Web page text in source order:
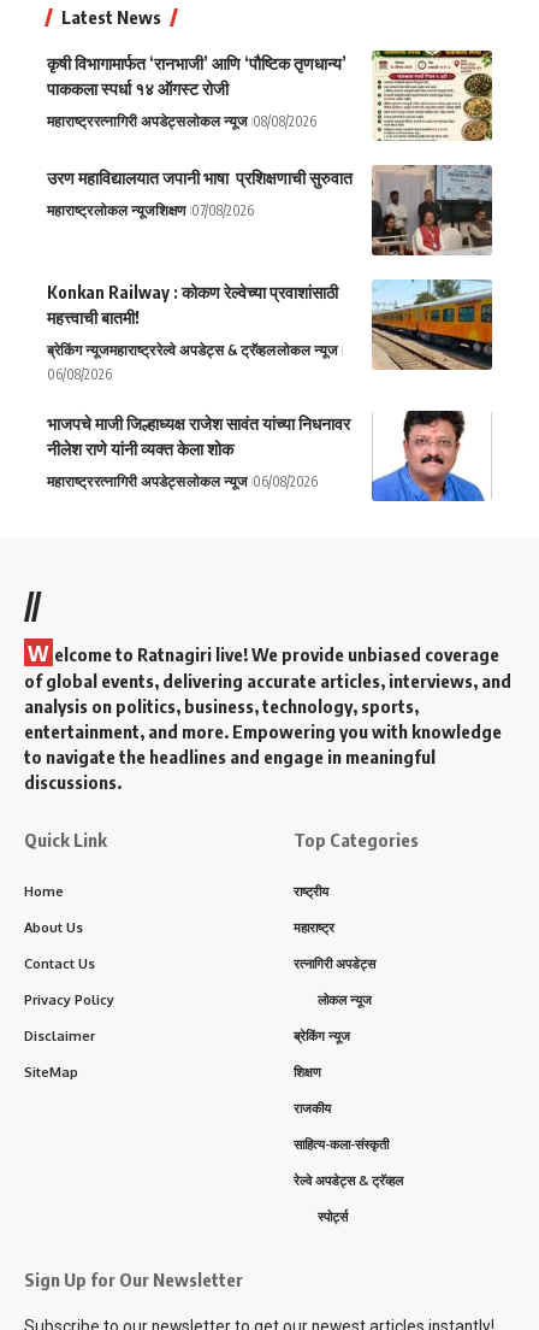
Latest News
कृषी विभागामार्फत ‘रानभाजी’ आणि ‘पौष्टिक तृणधान्य’
पाककला स्पर्धा १४ ऑगस्ट रोजी
महाराष्ट्ररत्नागिरी अपडेट्सलोकल न्यूज 08/08/2026
उरण महाविद्यालयात जपानी भाषा प्रशिक्षणाची सुरुवात
महाराष्ट्रलोकल न्यूजशिक्षण 07/08/2026
Konkan Railway : कोकण रेल्वेच्या प्रवाशांसाठी
महत्त्वाची बातमी!
ब्रेकिंग न्यूजमहाराष्ट्ररेल्वे अपडेट्स & ट्रॅव्हललोकल न्यूज
06/08/2026
भाजपचे माजी जिल्हाध्यक्ष राजेश सावंत यांच्या निधनावर
नीलेश राणे यांनी व्यक्त केला शोक
महाराष्ट्ररत्नागिरी अपडेट्सलोकल न्यूज 06/08/2026
//
W elcome to Ratnagiri live! We provide unbiased coverage
of global events, delivering accurate articles, interviews, and
analysis on politics, business, technology, sports,
entertainment, and more. Empowering you with knowledge
to navigate the headlines and engage in meaningful
discussions.
Quick Link
Home
About Us
Contact Us
Privacy Policy
Disclaimer
SiteMap
Top Categories
राष्ट्रीय
महाराष्ट्र
रत्नागिरी अपडेट्स
लोकल न्यूज
ब्रेकिंग न्यूज
शिक्षण
राजकीय
साहित्य-कला-संस्कृती
रेल्वे अपडेट्स & ट्रॅव्हल
स्पोर्ट्स
Sign Up for Our Newsletter